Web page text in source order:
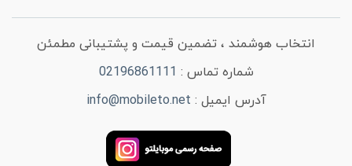
انتخاب هوشمند ، تضمین قیمت و پشتیبانی مطمئن
شماره تماس : 02196861111
آدرس ایمیل : info@mobileto.net